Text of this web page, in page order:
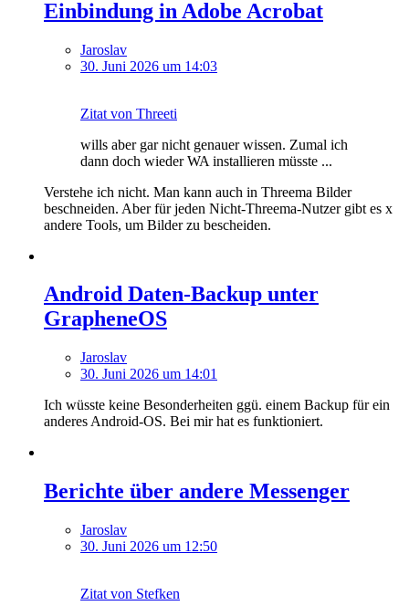
Einbindung in Adobe Acrobat
Jaroslav
30. Juni 2026 um 14:03
Zitat von Threeti
wills aber gar nicht genauer wissen. Zumal ich
dann doch wieder WA installieren müsste ...
Verstehe ich nicht. Man kann auch in Threema Bilder
beschneiden. Aber für jeden Nicht-Threema-Nutzer gibt es x
andere Tools, um Bilder zu bescheiden.
Android Daten-Backup unter
GrapheneOS
Jaroslav
30. Juni 2026 um 14:01
Ich wüsste keine Besonderheiten ggü. einem Backup für ein
anderes Android-OS. Bei mir hat es funktioniert.
Berichte über andere Messenger
Jaroslav
30. Juni 2026 um 12:50
Zitat von Stefken